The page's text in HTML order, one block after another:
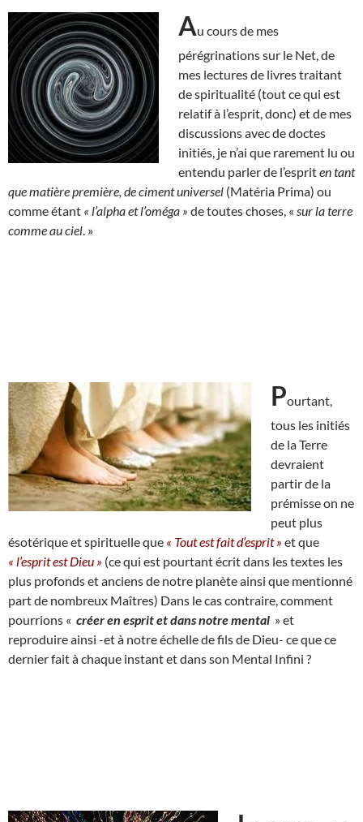
Au cours de mes
pérégrinations sur le Net, de
mes lectures de livres traitant
de spiritualité (tout ce qui est
relatif à l’esprit, donc) et de mes
discussions avec de doctes
initiés, je n’ai que rarement lu ou
entendu parler de l’espriten tant
que matière première, de ciment universel (Matéria Prima) ou
comme étant « l’alpha et l’oméga » de toutes choses, « sur la terre
comme au ciel . »
Pourtant,
tous les initiés
de la Terre
devraient
partir de la
prémisse on ne
peut plus
ésotérique et spirituelle que « Tout est fait d’esprit » et que
« l’esprit est Dieu » (ce qui est pourtant écrit dans les textes les
plus profonds et anciens de notre planète ainsi que mentionné
part de nombreux Maîtres) Dans le cas contraire, comment
pourrions « créer en esprit et dans notre mental » et
reproduire ainsi -et à notre échelle de fils de Dieu- ce que ce
dernier fait à chaque instant et dans son Mental Infini ?